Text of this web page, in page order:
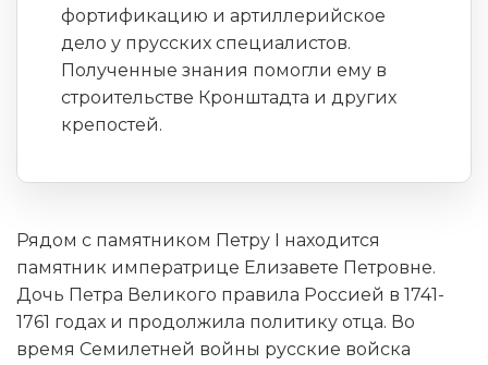
фортификацию и артиллерийское
дело у прусских специалистов.
Полученные знания помогли ему в
строительстве Кронштадта и других
крепостей.
Рядом с памятником Петру I находится
памятник императрице Елизавете Петровне.
Дочь Петра Великого правила Россией в 1741-
1761 годах и продолжила политику отца. Во
время Семилетней войны русские войска